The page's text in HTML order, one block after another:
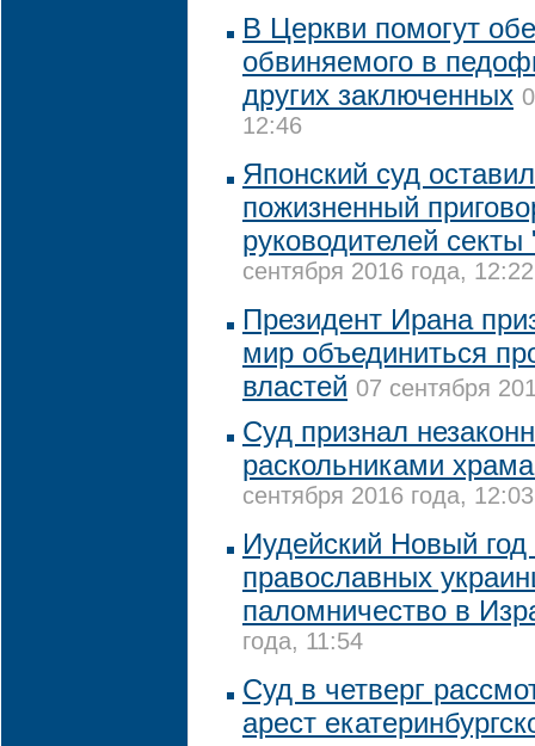
В Церкви помогут
обвиняемого в
других заключенных
12:46
Японский суд
пожизненный
руководителей
сентября 2016 года, 12:22
Президент Ирана
мир объединиться
властей 07 сентября
Суд признал
раскольниками
сентября 2016 года, 12:03
Иудейский Новый
православных
паломничество в
года, 11:54
Суд в четверг
арест